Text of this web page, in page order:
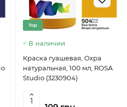
Top
В наличии
Краска гуашевая, Охра
натуральная, 100 мл, ROSA
Studio (3230904)